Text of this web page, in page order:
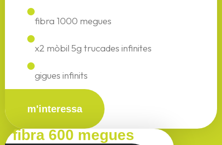
fibra 1000 megues
x2 mòbil 5g trucades infinites
gigues infinits
m'interessa
fibra 600 megues